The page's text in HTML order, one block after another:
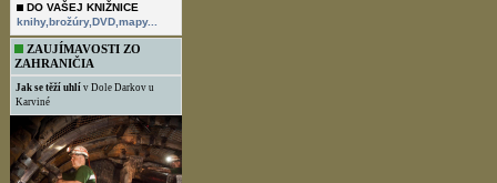
DO VAŠEJ KNIŽNICE
knihy,brožúry,DVD,mapy...
ZAUJÍMAVOSTI ZO
ZAHRANIČIA
Jak se těží uhlí v Dole Darkov u
Karviné